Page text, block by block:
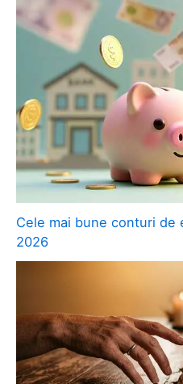
Cele mai bune conturi de
2026